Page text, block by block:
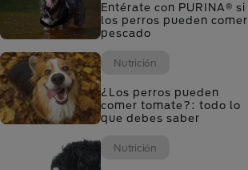
Entérate con PURINA® si
los perros pueden comer
pescado
Nutrición
¿Los perros pueden
comer tomate?: todo lo
que debes saber
Nutrición